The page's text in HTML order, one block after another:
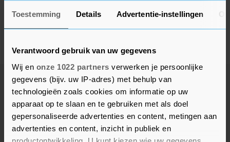
Toestemming Details Advertentie-instellingen
Verantwoord gebruik van uw gegevens
Wij en onze 1022 partners verwerken je persoonlijke
gegevens (bijv. uw IP-adres) met behulp van
technologieën zoals cookies om informatie op uw
apparaat op te slaan en te gebruiken met als doel
gepersonaliseerde advertenties en content, metingen aan
advertenties en content, inzicht in publiek en